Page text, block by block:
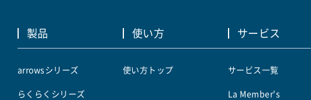
製品
arrowsシリーズ
らくらくシリーズ
使い方
使い方トップ
サービス
サービス一覧
La Member's